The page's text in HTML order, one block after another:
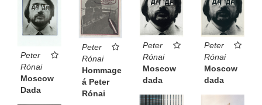
Peter
Rónai
Moscow
Dada
Peter
Rónai
Hommage
á Peter
Rónai
Peter
Rónai
Moscow
dada
Peter
Rónai
Moscow
dada